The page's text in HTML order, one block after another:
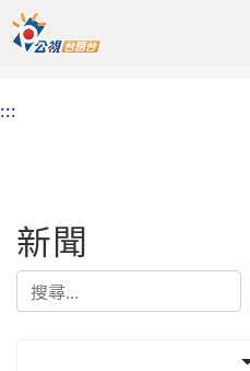
中央內容區塊
頭頁
:::
新聞